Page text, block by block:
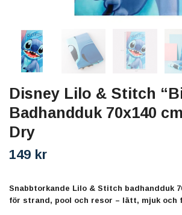
Disney Lilo & Stitch
Badhandduk 70x140
Dry
149 kr
Snabbtorkande Lilo & Stitch badhandduk
för strand, pool och resor – lätt, mjuk och